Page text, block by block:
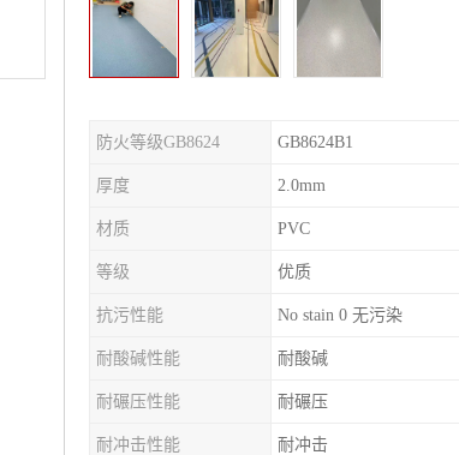
防火等级GB8624 GB8624B1
厚度 2.0mm
材质 PVC
等级 优质
抗污性能 No stain 0 无污染
耐酸碱性能 耐酸碱
耐碾压性能 耐碾压
耐冲击性能 耐冲击